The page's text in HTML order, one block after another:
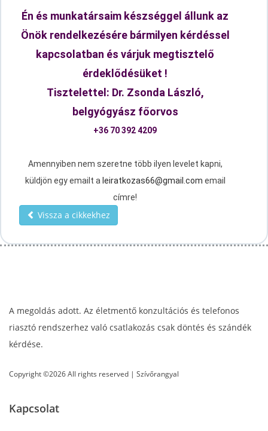
Én és munkatársaim készséggel állunk az
Önök rendelkezésére bármilyen kérdéssel
kapcsolatban és várjuk megtisztelő
érdeklődésüket !
Tisztelettel: Dr. Zsonda László,
belgyógyász főorvos
+36 70 392 4209
Amennyiben nem szeretne több ilyen levelet kapni,
küldjön egy emailt a leiratkozas66@gmail.com email
címre!
Vissza a cikkekhez
A megoldás adott. Az életmentő konzultációs és telefonos
riasztó rendszerhez való csatlakozás csak döntés és szándék
kérdése.
Copyright ©2026 All rights reserved | Szívőrangyal
Kapcsolat